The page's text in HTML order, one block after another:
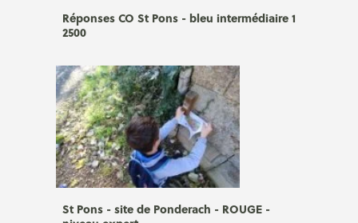
Réponses CO St Pons - bleu intermédiaire 1
2500
St Pons - site de Ponderach - ROUGE -